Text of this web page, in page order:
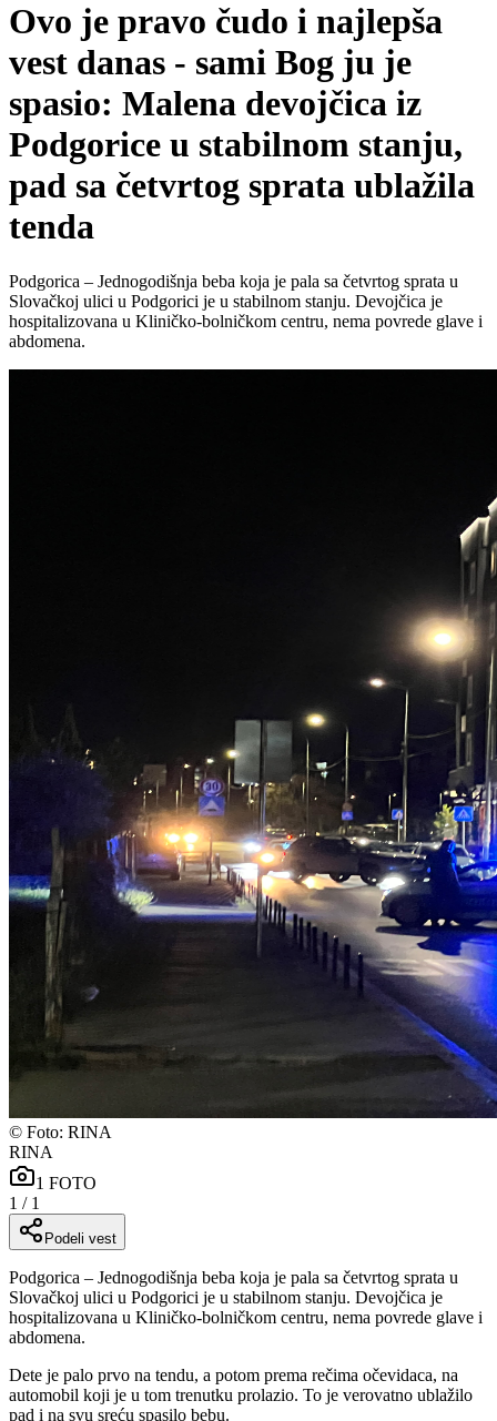
Ovo je pravo čudo i najlepša
vest danas - sami Bog ju je
spasio: Malena devojčica iz
Podgorice u stabilnom stanju,
pad sa četvrtog sprata ublažila
tenda
Podgorica – Jednogodišnja beba koja je pala sa četvrtog sprata u
Slovačkoj ulici u Podgorici je u stabilnom stanju. Devojčica je
hospitalizovana u Kliničko-bolničkom centru, nema povrede glave i
abdomena.
© Foto: RINA
RINA
1 FOTO
1 / 1
Podeli vest
Podgorica – Jednogodišnja beba koja je pala sa četvrtog sprata u
Slovačkoj ulici u Podgorici je u stabilnom stanju. Devojčica je
hospitalizovana u Kliničko-bolničkom centru, nema povrede glave i
abdomena.
Dete je palo prvo na tendu, a potom prema rečima očevidaca, na
automobil koji je u tom trenutku prolazio. To je verovatno ublažilo
pad i na svu sreću spasilo bebu.